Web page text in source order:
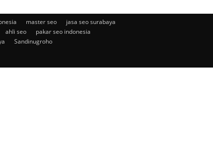
master seo
jasa seo surabaya
ahli seo
pakar seo indonesia
Sandinugroho